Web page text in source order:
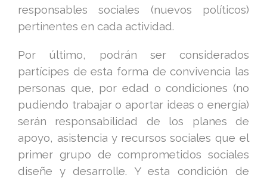
responsables sociales (nuevos políticos)
pertinentes en cada actividad.
Por último, podrán ser considerados
partícipes de esta forma de convivencia las
personas que, por edad o condiciones (no
pudiendo trabajar o aportar ideas o energía)
serán responsabilidad de los planes de
apoyo, asistencia y recursos sociales que el
primer grupo de comprometidos sociales
diseñe y desarrolle. Y esta condición de